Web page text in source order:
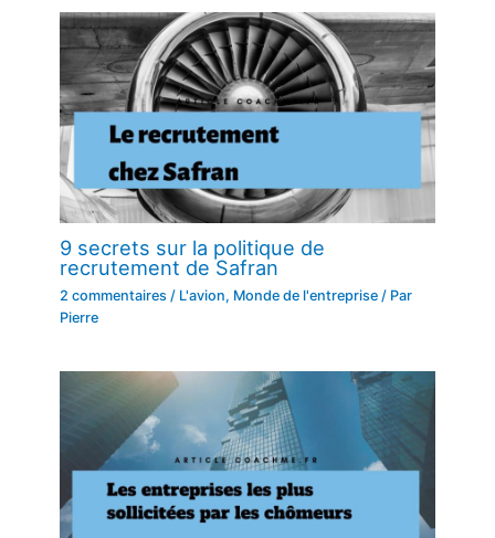
9 secrets sur la politique de
recrutement de Safran
2 commentaires / L'avion, Monde de l'entreprise / Par
Pierre